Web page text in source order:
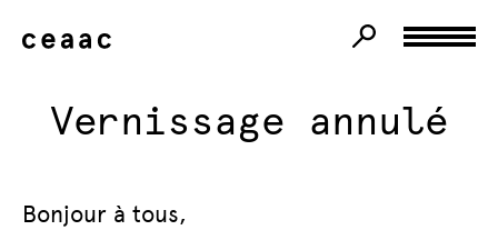
Vernissage annulé
Bonjour à tous,